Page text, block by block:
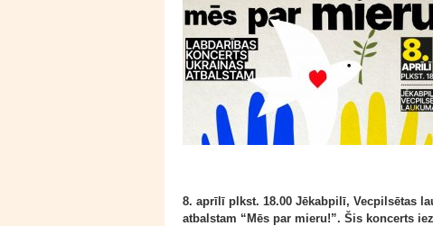
8. aprīlī plkst. 18.00 Jēkabpilī, Vecpilsētas
atbalstam “Mēs par mieru!”. Šis koncerts